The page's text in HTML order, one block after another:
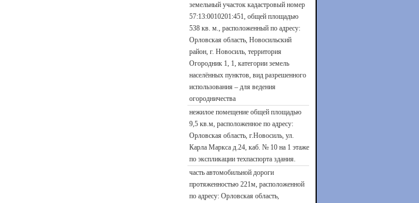
земельный участок кадастровый номер
57:13:0010201:451, общей площадью
538 кв. м., расположенный по адресу:
Орловская область, Новосильский
район, г. Новосиль, территория
Огородник 1, 1, категории земель
населённых пунктов, вид разрешенного
использования – для ведения
огородничества
нежилое помещение общей площадью
9,5 кв.м, расположенное по адресу:
Орловская область, г.Новосиль, ул.
Карла Маркса д.24, каб. № 10 на 1 этаже
по экспликации техпаспорта здания.
часть автомобильной дороги
протяженностью 221м, расположенной
по адресу: Орловская область,